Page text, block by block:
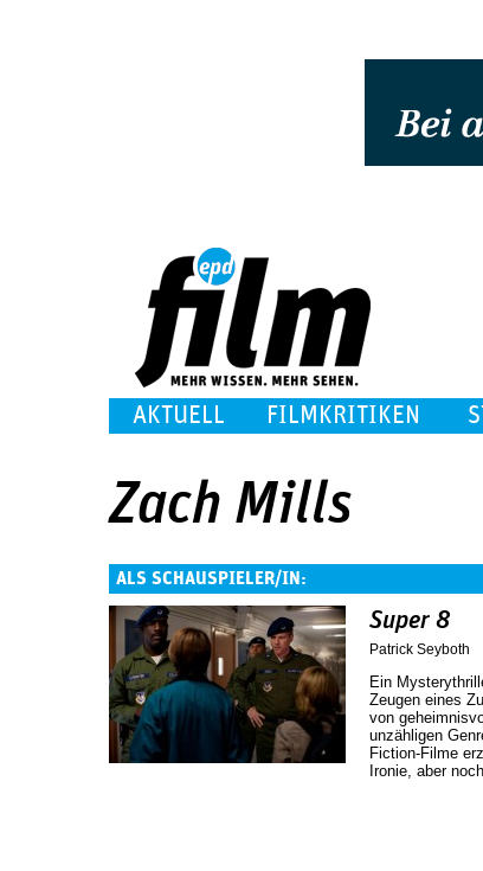
AKTUELL FILMKRITIKEN
Zach Mills
ALS SCHAUSPIELER/IN:
Super 8
Patrick Seyboth
Ein
Zeugen eines
von
unzähligen
Fiction-Filme
Ironie, aber